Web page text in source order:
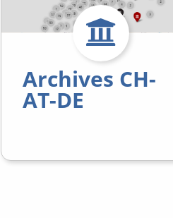
Archives CH-
AT-DE